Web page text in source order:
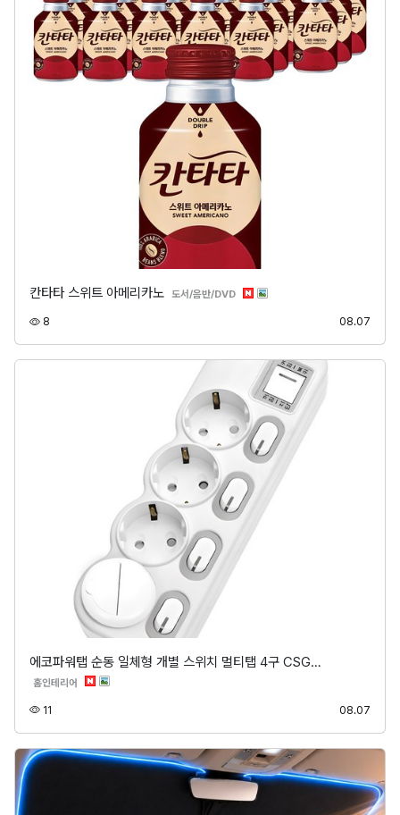
칸타타 스위트 아메리카노 도서/음반/DVD분류
8 08.07
에코파워탭 순동 일체형 개별 스위치 멀티탭 4구 CSG…
홈인테리어 분류
11 08.07